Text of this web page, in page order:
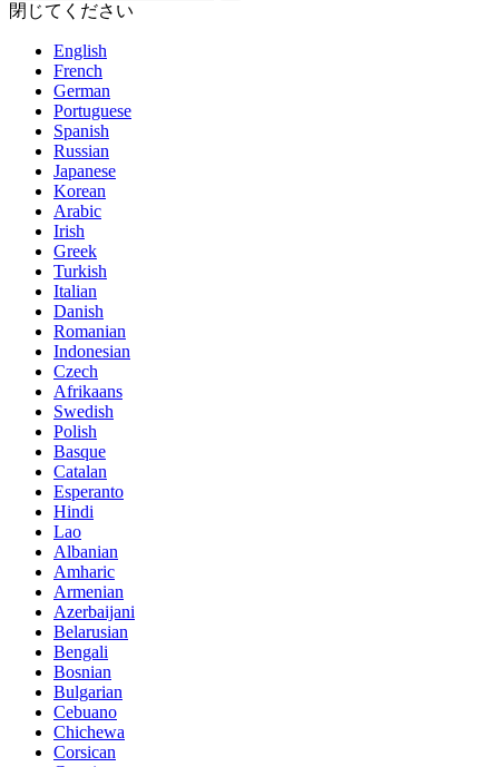
閉じてください
English
French
German
Portuguese
Spanish
Russian
Japanese
Korean
Arabic
Irish
Greek
Turkish
Italian
Danish
Romanian
Indonesian
Czech
Afrikaans
Swedish
Polish
Basque
Catalan
Esperanto
Hindi
Lao
Albanian
Amharic
Armenian
Azerbaijani
Belarusian
Bengali
Bosnian
Bulgarian
Cebuano
Chichewa
Corsican